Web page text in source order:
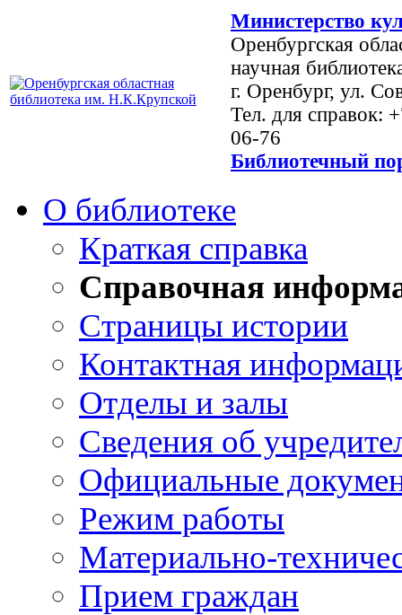
Министерство
Оренбургская
научная
г. Оренбург, ул.
Тел. для справок:
06-76
Библиотечный
О библиотеке
Краткая справка
Справочная
Страницы истории
Контактная
Отделы и залы
Сведения об
Официальные
Режим работы
Материально-
Прием граждан